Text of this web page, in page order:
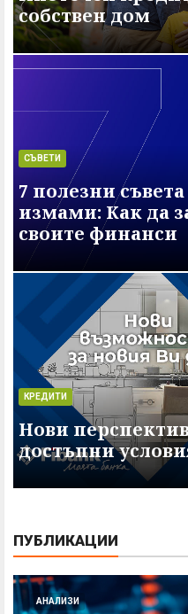
собствен дом
СЪВЕТИ
7 полезни
измами: Как да
своите финанси
КРЕДИТИ
Нови
достъпни
ПУБЛИКАЦИИ
АНАЛИЗИ